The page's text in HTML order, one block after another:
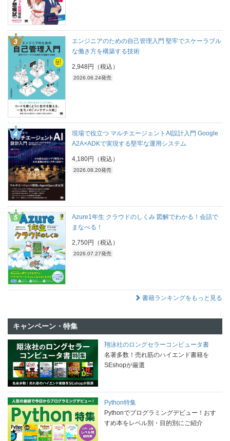
エンジニアのための自己管理入門 堅牢でスケーラブル
な働き方を構築する技術
2,948円（税込）
2026.06.24発売
現場で役立つ マルチエージェントAI設計入門 Google
A2A×ADKで実現する堅牢な運用システム
4,180円（税込）
2026.08.20発売
Azure1年生 クラウドのしくみ 図解でわかる！会話で
まなべる！
2,750円（税込）
2026.07.27発売
書籍ランキングをもっと見る
キャンペーン・特集
翔泳社のロングセラーコンピュータ書
名著多数！売れ筋のハイエンド書籍を
SEshopが厳選
Python特集
Pythonでプログラミングデビュー！おす
すめ本をレベル別・目的別にご紹介